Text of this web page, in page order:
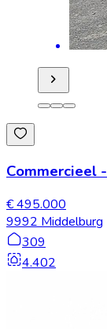
Commercieel -
€ 495.000
9992 Middelburg
309
4.402